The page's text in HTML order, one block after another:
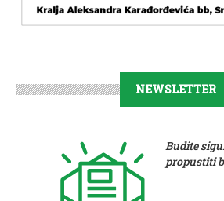
NEWSLETTER
Budite
propustiti